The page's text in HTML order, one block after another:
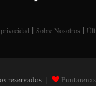
| Sobre Nosotros |
reservados |